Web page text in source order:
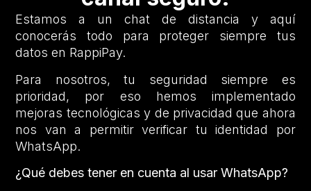
Estamos a un chat de distancia y aquí
conocerás todo para proteger siempre tus
datos en RappiPay.
Para nosotros, tu seguridad siempre es
prioridad, por eso hemos implementado
mejoras tecnológicas y de privacidad que ahora
nos van a permitir verificar tu identidad por
WhatsApp.
¿Qué debes tener en cuenta al usar WhatsApp?